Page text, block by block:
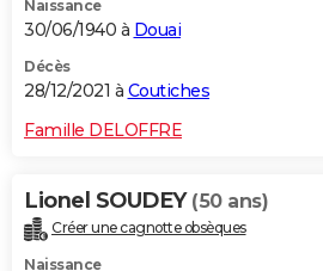
Naissance
30/06/1940 à Douai
Décès
28/12/2021 à Coutiches
Famille DELOFFRE
Lionel SOUDEY (50 ans)
Créer une cagnotte obsèques
Naissance